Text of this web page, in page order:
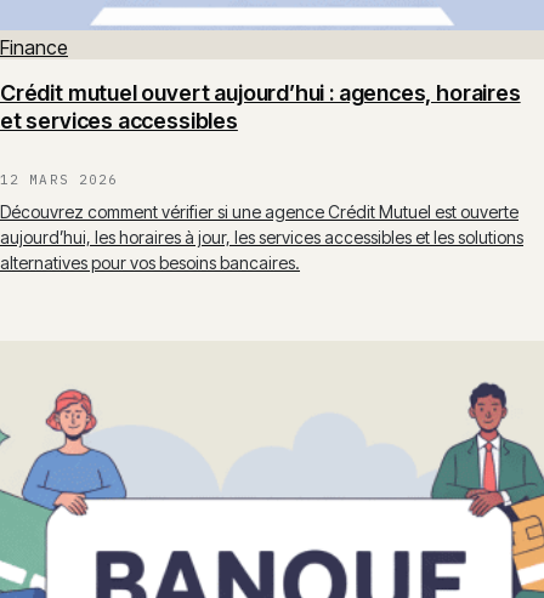
Finance
Crédit mutuel ouvert aujourd’hui : agences, horaires
et services accessibles
12 MARS 2026
Découvrez comment vérifier si une agence Crédit Mutuel est ouverte
aujourd’hui, les horaires à jour, les services accessibles et les solutions
alternatives pour vos besoins bancaires.